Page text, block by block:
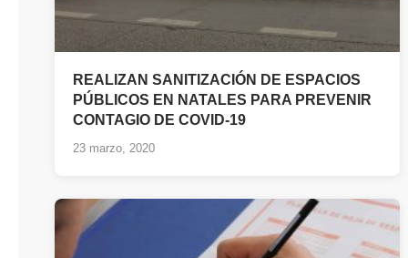
REALIZAN SANITIZACIÓN DE ESPACIOS
PÚBLICOS EN NATALES PARA PREVENIR
CONTAGIO DE COVID-19
23 marzo, 2020